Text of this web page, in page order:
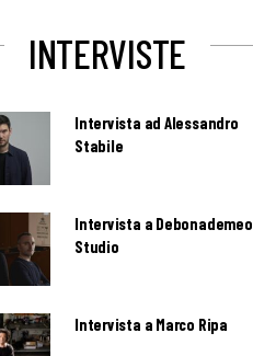
INTERVISTE
Intervista ad Alessandro
Stabile
Intervista a Debonademeo
Studio
Intervista a Marco Ripa